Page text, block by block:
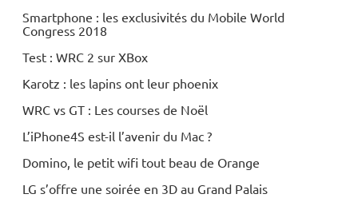
Smartphone : les exclusivités du Mobile World
Congress 2018
Test : WRC 2 sur XBox
Karotz : les lapins ont leur phoenix
WRC vs GT : Les courses de Noël
L’iPhone4S est-il l’avenir du Mac ?
Domino, le petit wifi tout beau de Orange
LG s’offre une soirée en 3D au Grand Palais